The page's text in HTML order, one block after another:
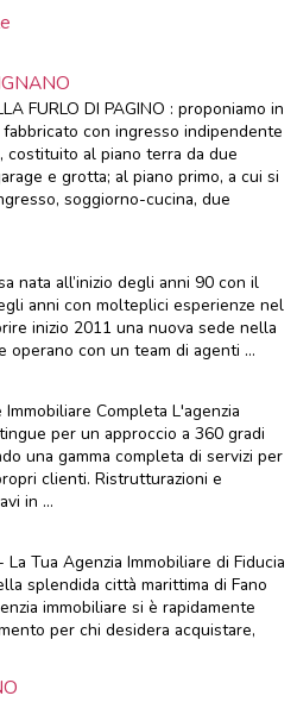
FURLO DI PAGINO : proponiamo in
con ingresso indipendente
costituito al piano terra da due
e grotta; al piano primo, a cui si
soggiorno-cucina, due
nata all’inizio degli anni 90 con il
anni con molteplici esperienze nel
inizio 2011 una nuova sede nella
operano con un team di agenti ...
Completa L'agenzia
per un approccio a 360 gradi
una gamma completa di servizi per
clienti. Ristrutturazioni e
in ...
Tua Agenzia Immobiliare di Fiducia
splendida città marittima di Fano
immobiliare si è rapidamente
per chi desidera acquistare,